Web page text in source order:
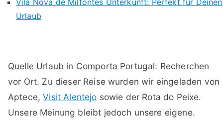
Vila Nova de Milfontes Unterkunft: Perfekt für Deinen
Urlaub
Quelle Urlaub in Comporta Portugal: Recherchen
vor Ort. Zu dieser Reise wurden wir eingeladen von
Aptece,Visit Alentejo sowie der Rota do Peixe.
Unsere Meinung bleibt jedoch unsere eigene.